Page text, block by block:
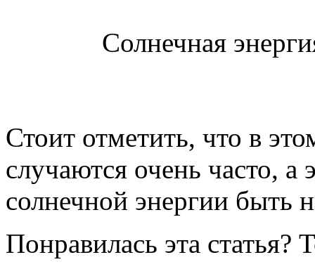
Солнечная
Стоит отметить, что в
случаются очень часто, а
солнечной энергии быть
Понравилась эта статья?